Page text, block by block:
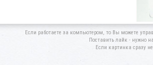
Если работаете за компьютером, то Вы можете
Поставить лайк - нужно
Если картинка сразу